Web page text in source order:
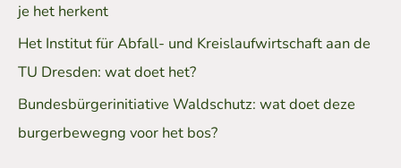
je het herkent
Het Institut für Abfall- und Kreislaufwirtschaft aan de
TU Dresden: wat doet het?
Bundesbürgerinitiative Waldschutz: wat doet deze
burgerbewegng voor het bos?